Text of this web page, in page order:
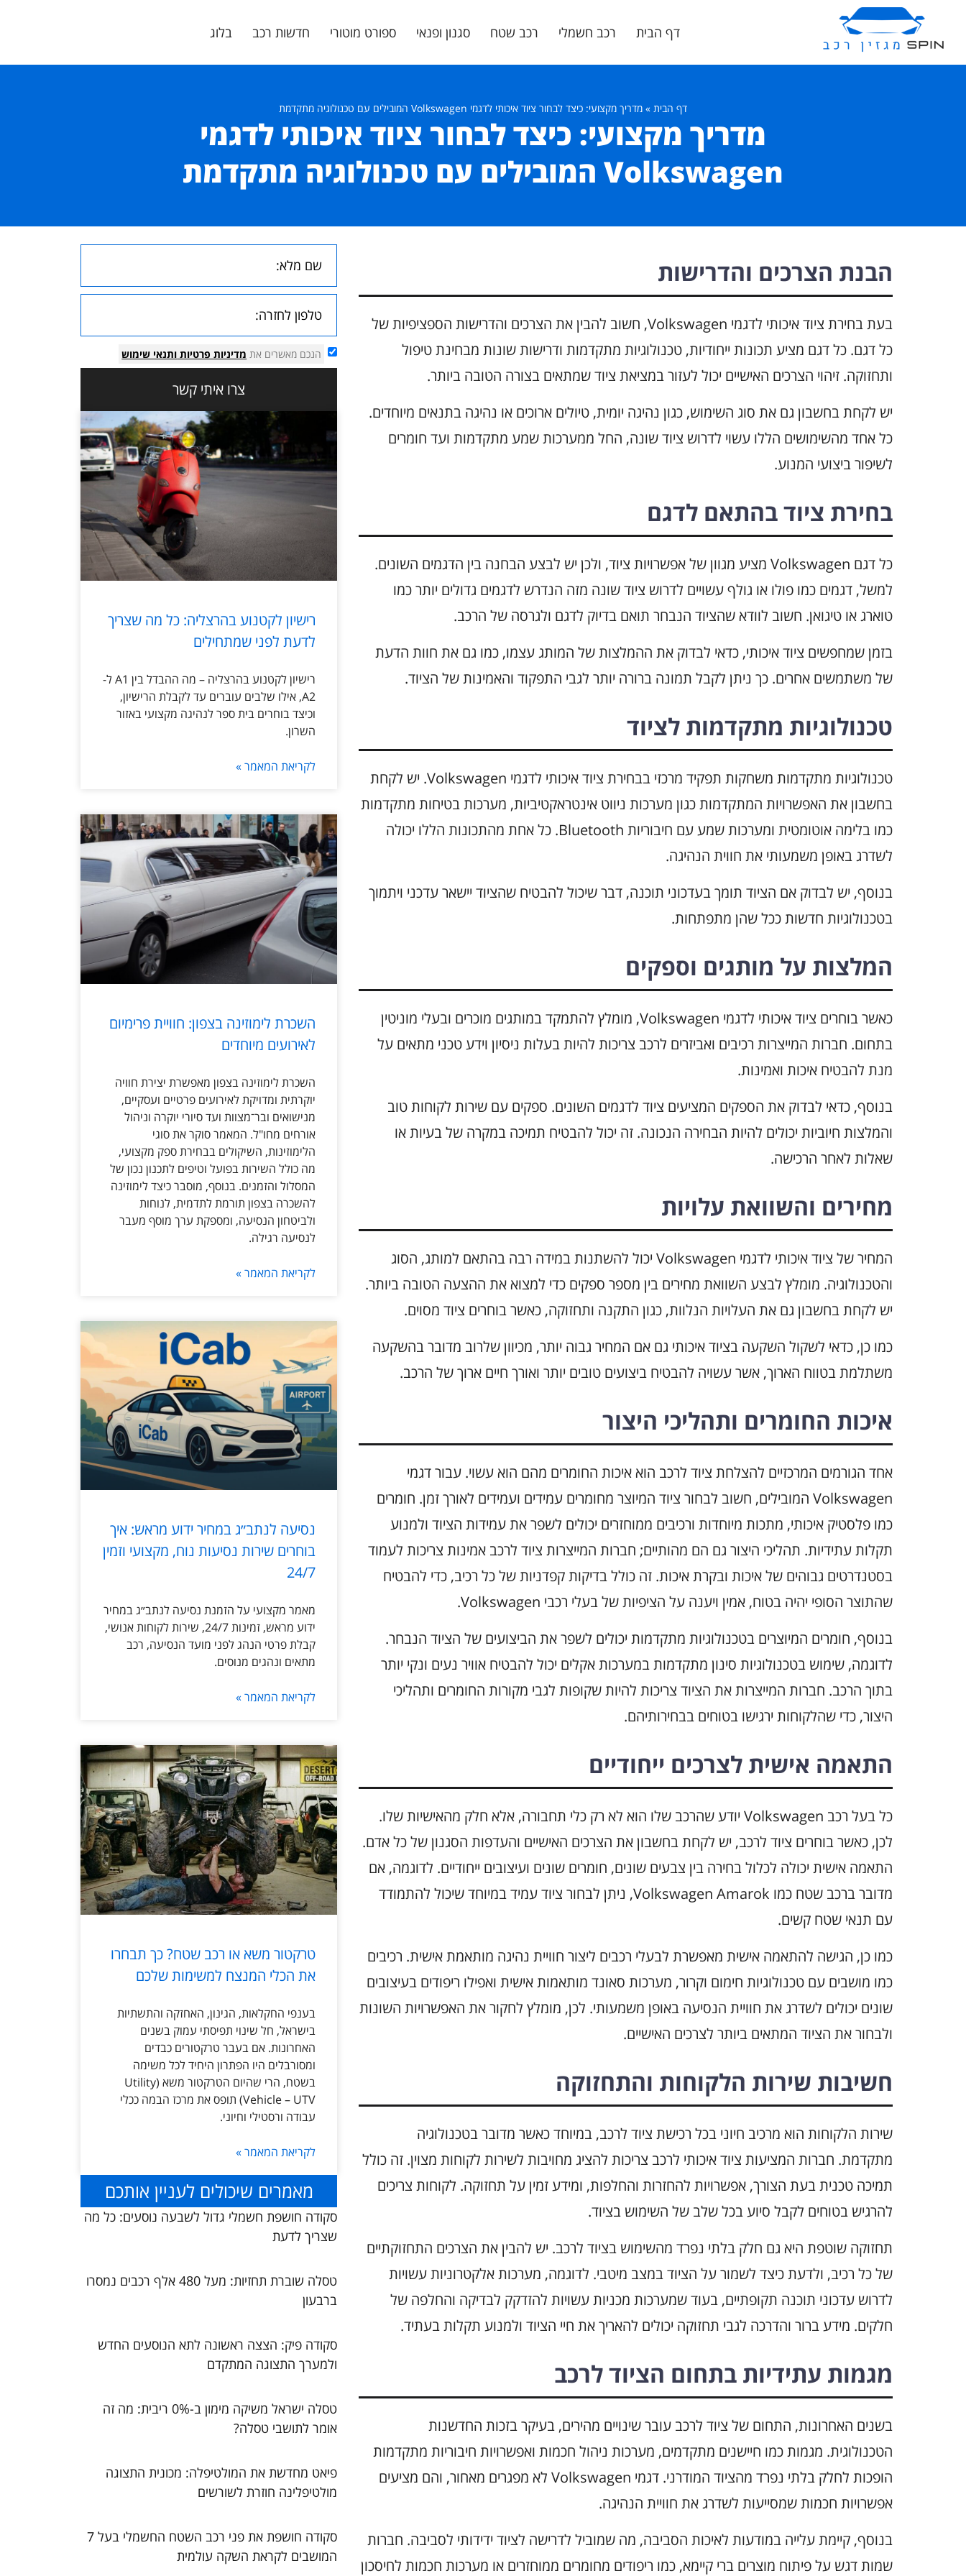
דף הבית רכב חשמלי רכב שטח סגנון ופנאי ספורט מוטורי חדשות רכב בלוג
דף הבית » מדריך מקצועי: כיצד לבחור ציוד איכותי לדגמי Volkswagen המובילים עם טכנולוגיה מתקדמת
מדריך מקצועי: כיצד לבחור ציוד איכותי לדגמי
Volkswagen המובילים עם טכנולוגיה מתקדמת
הבנת הצרכים והדרישות
בעת בחירת ציוד איכותי לדגמי Volkswagen, חשוב להבין את הצרכים והדרישות הספציפיות של
כל דגם. כל דגם מציע תכונות ייחודיות, טכנולוגיות מתקדמות ודרישות שונות מבחינת טיפול
ותחזוקה. זיהוי הצרכים האישיים יכול לעזור במציאת ציוד שמתאים בצורה הטובה ביותר.
יש לקחת בחשבון גם את סוג השימוש, כגון נהיגה יומית, טיולים ארוכים או נהיגה בתנאים מיוחדים.
כל אחד מהשימושים הללו עשוי לדרוש ציוד שונה, החל ממערכות שמע מתקדמות ועד חומרים
לשיפור ביצועי המנוע.
בחירת ציוד בהתאם לדגם
כל דגם Volkswagen מציע מגוון של אפשרויות ציוד, ולכן יש לבצע הבחנה בין הדגמים השונים.
למשל, דגמים כמו פולו או גולף עשויים לדרוש ציוד שונה מזה הנדרש לדגמים גדולים יותר כמו
טוארג או טיגואן. חשוב לוודא שהציוד הנבחר תואם בדיוק לדגם ולגרסה של הרכב.
בזמן שמחפשים ציוד איכותי, כדאי לבדוק את ההמלצות של המותג עצמו, כמו גם את חוות הדעת
של משתמשים אחרים. כך ניתן לקבל תמונה ברורה יותר לגבי התפקוד והאמינות של הציוד.
טכנולוגיות מתקדמות לציוד
טכנולוגיות מתקדמות משחקות תפקיד מרכזי בבחירת ציוד איכותי לדגמי Volkswagen. יש לקחת
בחשבון את האפשרויות המתקדמות כגון מערכות ניווט אינטראקטיביות, מערכות בטיחות מתקדמות
כמו בלימה אוטומטית ומערכות שמע עם חיבוריות Bluetooth. כל אחת מהתכונות הללו יכולה
לשדרג באופן משמעותי את חווית הנהיגה.
בנוסף, יש לבדוק אם הציוד תומך בעדכוני תוכנה, דבר שיכול להבטיח שהציוד יישאר עדכני ויתמוך
בטכנולוגיות חדשות ככל שהן מתפתחות.
המלצות על מותגים וספקים
כאשר בוחרים ציוד איכותי לדגמי Volkswagen, מומלץ להתמקד במותגים מוכרים ובעלי מוניטין
בתחום. חברות המייצרות רכיבים ואביזרים לרכב צריכות להיות בעלות ניסיון וידע טכני מתאים על
מנת להבטיח איכות ואמינות.
בנוסף, כדאי לבדוק את הספקים המציעים ציוד לדגמים השונים. ספקים עם שירות לקוחות טוב
והמלצות חיוביות יכולים להיות הבחירה הנכונה. זה יכול להבטיח תמיכה במקרה של בעיות או
שאלות לאחר הרכישה.
מחירים והשוואת עלויות
המחיר של ציוד איכותי לדגמי Volkswagen יכול להשתנות במידה רבה בהתאם למותג, הסוג
והטכנולוגיה. מומלץ לבצע השוואת מחירים בין מספר ספקים כדי למצוא את ההצעה הטובה ביותר.
יש לקחת בחשבון גם את העלויות הנלוות, כגון התקנה ותחזוקה, כאשר בוחרים ציוד מסוים.
כמו כן, כדאי לשקול השקעה בציוד איכותי גם אם המחיר גבוה יותר, מכיוון שלרוב מדובר בהשקעה
משתלמת בטווח הארוך, אשר עשויה להבטיח ביצועים טובים יותר ואורך חיים ארוך של הרכב.
איכות החומרים ותהליכי היצור
אחד הגורמים המרכזיים להצלחת ציוד לרכב הוא איכות החומרים מהם הוא עשוי. עבור דגמי
Volkswagen המובילים, חשוב לבחור ציוד המיוצר מחומרים עמידים ועמידים לאורך זמן. חומרים
כמו פלסטיק איכותי, מתכות מיוחדות ורכיבים ממוחזרים יכולים לשפר את עמידות הציוד ולמנוע
תקלות עתידיות. תהליכי היצור גם הם מהותיים; חברות המייצרות ציוד לרכב אמינות צריכות לעמוד
בסטנדרטים גבוהים של איכות ובקרת איכות. זה כולל בדיקות קפדניות של כל רכיב, כדי להבטיח
שהתוצר הסופי יהיה בטוח, אמין ויענה על הציפיות של בעלי רכבי Volkswagen.
בנוסף, חומרים המיוצרים בטכנולוגיות מתקדמות יכולים לשפר את הביצועים של הציוד הנבחר.
לדוגמה, שימוש בטכנולוגיות סינון מתקדמות במערכות אקלים יכול להבטיח אוויר נעים ונקי יותר
בתוך הרכב. חברות המייצרות את הציוד צריכות להיות שקופות לגבי מקורות החומרים ותהליכי
היצור, כדי שהלקוחות ירגישו בטוחים בבחירותיהם.
התאמה אישית לצרכים ייחודיים
כל בעל רכב Volkswagen יודע שהרכב שלו הוא לא רק כלי תחבורה, אלא חלק מהאישיות שלו.
לכן, כאשר בוחרים ציוד לרכב, יש לקחת בחשבון את הצרכים האישיים והעדפות הסגנון של כל אדם.
התאמה אישית יכולה לכלול בחירה בין צבעים שונים, חומרים שונים ועיצובים ייחודיים. לדוגמה, אם
מדובר ברכב שטח כמו Volkswagen Amarok, ניתן לבחור ציוד עמיד במיוחד שיכול להתמודד
עם תנאי שטח קשים.
כמו כן, הגישה להתאמה אישית מאפשרת לבעלי רכבים ליצור חוויית נהיגה מותאמת אישית. רכיבים
כמו מושבים עם טכנולוגיות חימום וקרור, מערכות סאונד מותאמות אישית ואפילו ריפודים בעיצובים
שונים יכולים לשדרג את חוויית הנסיעה באופן משמעותי. לכן, מומלץ לחקור את האפשרויות השונות
ולבחור את הציוד המתאים ביותר לצרכים האישיים.
חשיבות שירות הלקוחות והתחזוקה
שירות הלקוחות הוא מרכיב חיוני בכל רכישת ציוד לרכב, במיוחד כאשר מדובר בטכנולוגיה
מתקדמת. חברות המציעות ציוד איכותי לרכב צריכות להציג מחויבות לשירות לקוחות מצוין. זה כולל
תמיכה טכנית בעת הצורך, אפשרויות להחזרות והחלפות, ומידע זמין על תחזוקה. לקוחות צריכים
להרגיש בטוחים לקבל סיוע בכל שלב של השימוש בציוד.
תחזוקה שוטפת היא גם חלק בלתי נפרד מהשימוש בציוד לרכב. יש להבין את הצרכים התחזוקתיים
של כל רכיב, ולדעת כיצד לשמור על הציוד במצב מיטבי. לדוגמה, מערכות אלקטרוניות עשויות
לדרוש עדכוני תוכנה תקופתיים, בעוד שמערכות מכניות עשויות להזדקק לבדיקה והחלפה של
חלקים. מידע ברור והדרכה לגבי תחזוקה יכולים להאריך את חיי הציוד ולמנוע תקלות בעתיד.
מגמות עתידיות בתחום הציוד לרכב
בשנים האחרונות, התחום של ציוד לרכב עובר שינויים מהירים, בעיקר בזכות החדשנות
הטכנולוגית. מגמות כמו חיישנים מתקדמים, מערכות ניהול חכמות ואפשרויות חיבוריות מתקדמות
הופכות לחלק בלתי נפרד מהציוד המודרני. דגמי Volkswagen לא מפגרים מאחור, והם מציעים
אפשרויות חכמות שמסייעות לשדרג את חוויית הנהיגה.
בנוסף, קיימת עלייה במודעות לאיכות הסביבה, מה שמוביל לדרישה לציוד ידידותי לסביבה. חברות
שמות דגש על פיתוח מוצרים ברי קיימא, כמו ריפודים מחומרים ממוחזרים או מערכות חכמות לחיסכון
הנכם מאשרים את מדיניות פרטיות ותנאי שימוש
צרו איתי קשר
רישיון לקטנוע בהרצליה: כל מה שצריך
לדעת לפני שמתחילים
רישיון לקטנוע בהרצליה – מה ההבדל בין A1 ל-
A2, אילו שלבים עוברים עד לקבלת הרישיון,
וכיצד בוחרים בית ספר לנהיגה מקצועי באזור
השרון.
לקריאת המאמר »
השכרת לימוזינה בצפון: חוויית פרימיום
לאירועים מיוחדים
השכרת לימוזינה בצפון מאפשרת יצירת חוויה
יוקרתית ומדויקת לאירועים פרטיים ועסקיים,
מנישואים ובר־מצוות ועד סיורי יוקרה וניהול
אורחים מחו"ל. המאמר סוקר את סוגי
הלימוזינות, השיקולים בבחירת ספק מקצועי,
מה כולל השירות בפועל וטיפים לתכנון נכון של
המסלול והזמנים. בנוסף, מוסבר כיצד לימוזינה
להשכרה בצפון תורמת לתדמית, לנוחות
ולביטחון הנסיעה, ומספקת ערך מוסף מעבר
לנסיעה רגילה.
לקריאת המאמר »
נסיעה לנתב״ג במחיר ידוע מראש: איך
בוחרים שירות נסיעות נוח, מקצועי וזמין
24/7
מאמר מקצועי על הזמנת נסיעה לנתב״ג במחיר
ידוע מראש, זמינות 24/7, שירות לקוחות אנושי,
קבלת פרטי הנהג לפני מועד הנסיעה, רכב
מתאים ונהגים מנוסים.
לקריאת המאמר »
טרקטור משא או רכב שטח? כך תבחרו
את הכלי המנצח למשימות שלכם
בענפי החקלאות, הגינון, האחזקה והתשתיות
בישראל, חל שינוי תפיסתי עמוק בשנים
האחרונות. אם בעבר טרקטורים כבדים
ומסורבלים היו הפתרון היחיד לכל משימה
בשטח, הרי שהיום הטרקטור משא (Utility
Vehicle – UTV) תופס את מרכז הבמה ככלי
עבודה ורסטילי וחיוני.
לקריאת המאמר »
מאמרים שיכולים לעניין אותכם
סקודה חושפת חשמלי גדול לשבעה נוסעים: כל מה
שצריך לדעת
טסלה שוברת תחזיות: מעל 480 אלף רכבים נמסרו
ברבעון
סקודה פיק: הצצה ראשונה לתא הנוסעים החדש
ולמערך התצוגה המתקדם
טסלה ישראל משיקה מימון ב-0% ריבית: מה זה
אומר לתושבי טסלה?
פיאט מחדשת את המולטיפלה: מכונית התצוגה
מולטיפלינה חוזרת לשורשים
סקודה חושפת את פני רכב השטח החשמלי בעל 7
המושבים לקראת השקה עולמית